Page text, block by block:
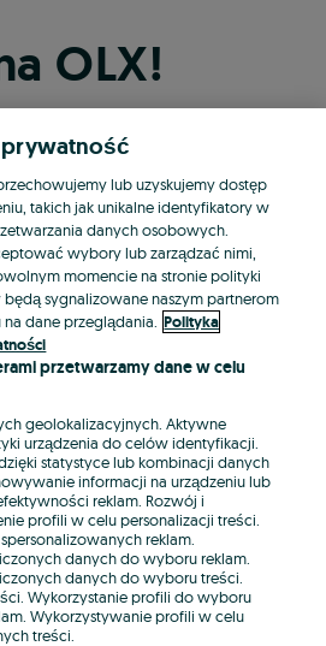
OLX!
przez Facebooka
przez konto Apple
przez konto Google
LUB
lub uzyskujemy dostęp
takich jak unikalne identyfikatory w
danych osobowych.
wybory lub zarządzać nimi,
momencie na stronie polityki
sygnalizowane naszym partnerom
dane przeglądania. Polityka
przetwarzamy dane w celu
geolokalizacyjnych. Aktywne
urządzenia do celów identyfikacji.
statystyce lub kombinacji danych
informacji na urządzeniu lub
reklam. Rozwój i
profili w celu personalizacji treści.
reklam.
danych do wyboru reklam.
danych do wyboru treści.
Wykorzystanie profili do wyboru
Wykorzystywanie profili w celu
treści.